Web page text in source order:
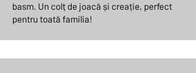
basm. Un colț de joacă și creație, perfect
pentru toată familia!